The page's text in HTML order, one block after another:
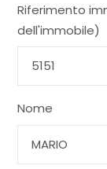
Riferimento
dell'immobile)
Nome